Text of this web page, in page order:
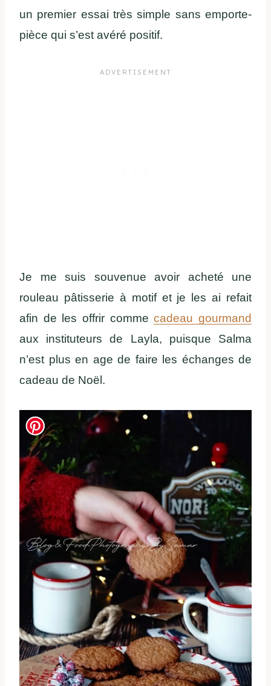
un premier essai très simple sans emporte-
pièce qui s’est avéré positif.
Je me suis souvenue avoir acheté une
rouleau pâtisserie à motif et je les ai refait
afin de les offrir commecadeau gourmand
aux instituteurs de Layla, puisque Salma
n’est plus en age de faire les échanges de
cadeau de Noël.